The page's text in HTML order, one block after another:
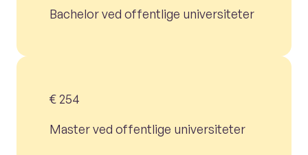
Bachelor ved offentlige universiteter
€ 254
Master ved offentlige universiteter